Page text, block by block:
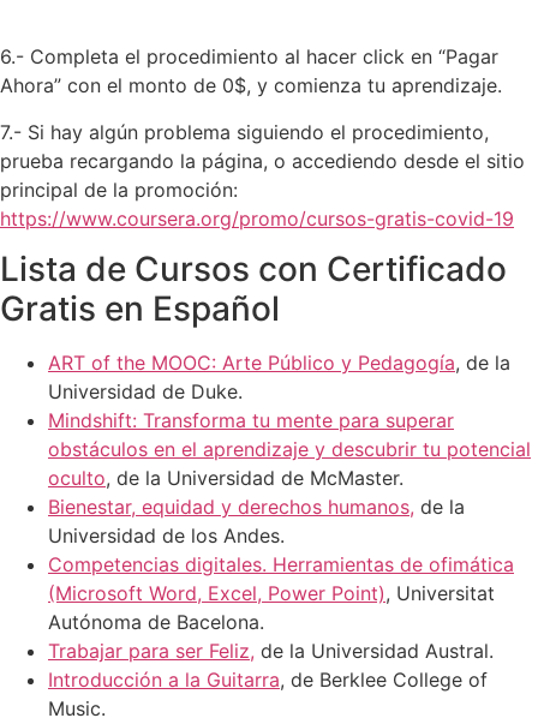
6.- Completa el procedimiento al hacer click en “Pagar
Ahora” con el monto de 0$, y comienza tu aprendizaje.
7.- Si hay algún problema siguiendo el procedimiento,
prueba recargando la página, o accediendo desde el sitio
principal de la promoción:
https://www.coursera.org/promo/cursos-gratis-covid-19
Lista de Cursos con Certificado
Gratis en Español
ART of the MOOC: Arte Público y Pedagogía, de la
Universidad de Duke.
Mindshift: Transforma tu mente para superar
obstáculos en el aprendizaje y descubrir tu potencial
oculto, de la Universidad de McMaster.
Bienestar, equidad y derechos humanos, de la
Universidad de los Andes.
Competencias digitales. Herramientas de ofimática
(Microsoft Word, Excel, Power Point), Universitat
Autónoma de Bacelona.
Trabajar para ser Feliz, de la Universidad Austral.
Introducción a la Guitarra, de Berklee College of
Music.